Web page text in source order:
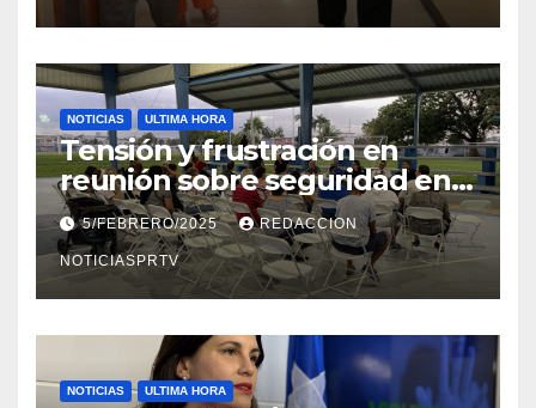
NOTICIAS ULTIMA HORA
Tensión y frustración en
reunión sobre seguridad en
Reparto Metropolitano
5/FEBRERO/2025 REDACCION
NOTICIASPRTV
NOTICIAS ULTIMA HORA